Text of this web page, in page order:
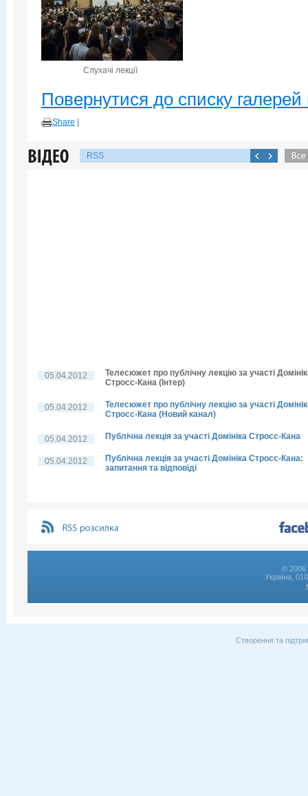
Слухачі лекції
Повернутися до списку галерей
Share
RSS
05.04.2012
Телесюжет про публічну лекцію за участі
Стросс-Кана (Інтер)
05.04.2012
Телесюжет про публічну лекцію за участі
Стросс-Кана (Новий канал)
05.04.2012 Публічна лекція за участі Домініка Стросс-Кана
05.04.2012
Публічна лекція за участі Домініка Стросс-Кана:
запитання та відповіді
© 2006
Україна,
Створення та